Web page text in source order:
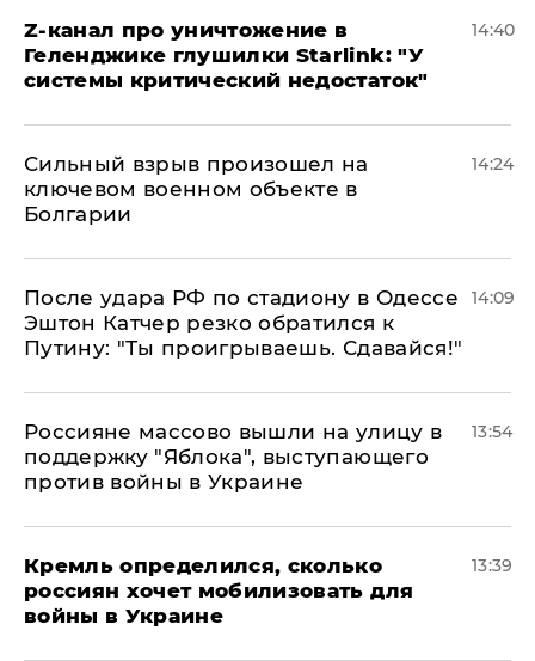
Z-канал про уничтожение в
Геленджике глушилки Starlink: "У
системы критический недостаток"
14:40
Сильный взрыв произошел на
ключевом военном объекте в
Болгарии
14:24
После удара РФ по стадиону в Одессе
Эштон Катчер резко обратился к
Путину: "Ты проигрываешь. Сдавайся!"
14:09
Россияне массово вышли на улицу в
поддержку "Яблока", выступающего
против войны в Украине
13:54
Кремль определился, сколько
россиян хочет мобилизовать для
войны в Украине
13:39